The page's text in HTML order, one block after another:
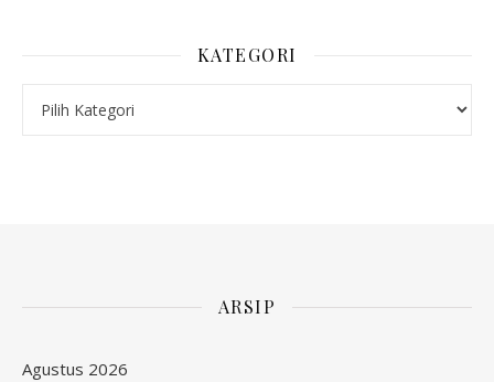
KATEGORI
ARSIP
Agustus 2026